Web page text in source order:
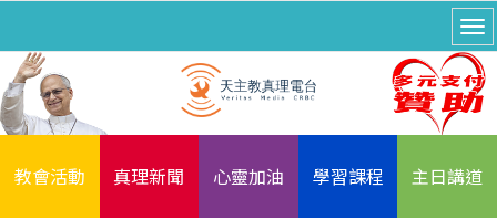
教會活動 真理新聞 心靈加油 學習課程 主日講道